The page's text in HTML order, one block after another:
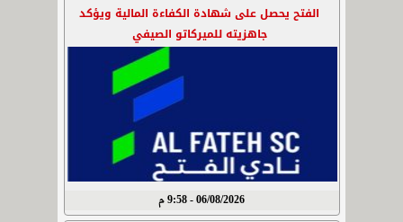
الفتح يحصل على شهادة الكفاءة المالية ويؤكد
جاهزيته للميركاتو الصيفي
06/08/2026 - 9:58 م